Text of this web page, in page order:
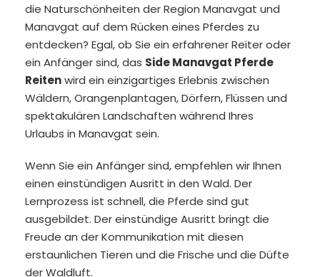
die Naturschönheiten der Region Manavgat und
Manavgat auf dem Rücken eines Pferdes zu
entdecken? Egal, ob Sie ein erfahrener Reiter oder
ein Anfänger sind, das Side Manavgat Pferde
Reitenwird ein einzigartiges Erlebnis zwischen
Wäldern, Orangenplantagen, Dörfern, Flüssen und
spektakulären Landschaften während Ihres
Urlaubs in Manavgat sein.
Wenn Sie ein Anfänger sind, empfehlen wir Ihnen
einen einstündigen Ausritt in den Wald. Der
Lernprozess ist schnell, die Pferde sind gut
ausgebildet. Der einstündige Ausritt bringt die
Freude an der Kommunikation mit diesen
erstaunlichen Tieren und die Frische und die Düfte
der Waldluft.